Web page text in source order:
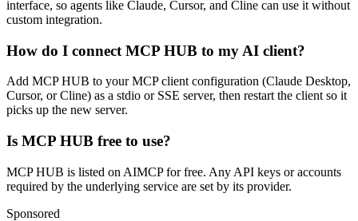
interface, so agents like Claude, Cursor, and Cline can use it without
custom integration.
How do I connect MCP HUB to my AI client?
Add MCP HUB to your MCP client configuration (Claude Desktop,
Cursor, or Cline) as a stdio or SSE server, then restart the client so it
picks up the new server.
Is MCP HUB free to use?
MCP HUB is listed on AIMCP for free. Any API keys or accounts
required by the underlying service are set by its provider.
Sponsored